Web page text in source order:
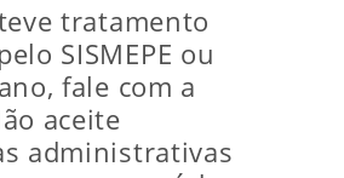
tratamento
SISMEPE ou
fale com a
aceite
administrativas